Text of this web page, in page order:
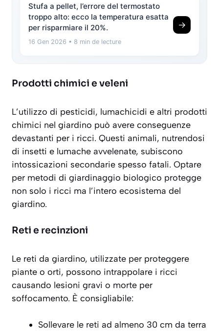
Stufa a pellet, l’errore del termostato
troppo alto: ecco la temperatura esatta
per risparmiare il 20%.
16 Gen 2026 • 8 min de lecture
→
Prodotti chimici e veleni
L’utilizzo di pesticidi, lumachicidi e altri prodotti
chimici nel giardino può avere conseguenze
devastanti per i ricci. Questi animali, nutrendosi
di insetti e lumache avvelenate, subiscono
intossicazioni secondarie spesso fatali. Optare
per metodi di giardinaggio biologico protegge
non solo i ricci ma l’intero ecosistema del
giardino.
Reti e recinzioni
Le reti da giardino, utilizzate per proteggere
piante o orti, possono intrappolare i ricci
causando lesioni gravi o morte per
soffocamento. È consigliabile:
Sollevare le reti ad almeno 30 cm da terra